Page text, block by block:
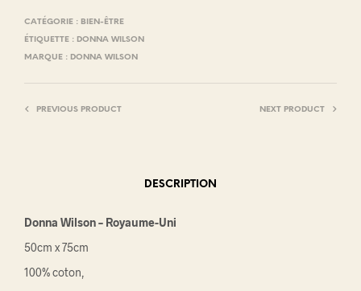
CATÉGORIE : BIEN-ÊTRE
ÉTIQUETTE : DONNA WILSON
MARQUE : DONNA WILSON
PREVIOUS PRODUCT NEXT PRODUCT
DESCRIPTION
Donna Wilson – Royaume-Uni
50cm x 75cm
100% coton,